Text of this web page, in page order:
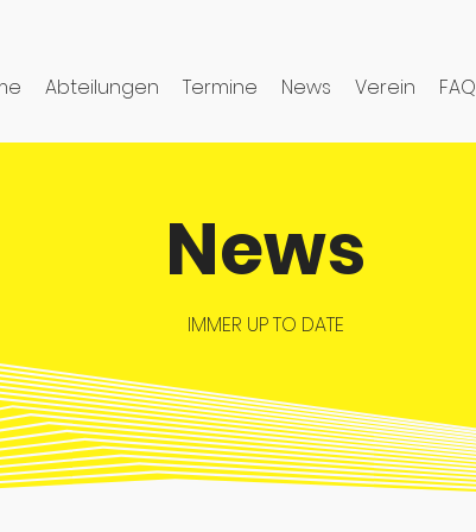
Abteilungen Termine News Verein FAQ
News
IMMER UP TO DATE